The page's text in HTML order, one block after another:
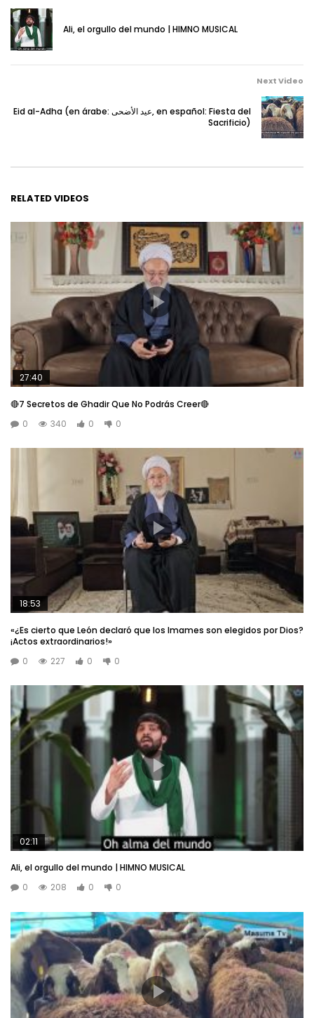
Ali, el orgullo del mundo | HIMNO MUSICAL
Next Video
Eid al-Adha (en árabe: عيد الأضحى, en español: Fiesta del
Sacrificio)
RELATED VIDEOS
27:40
🔴7 Secretos de Ghadir Que No Podrás Creer🔴
0
340 0 0
18:53
«¿Es cierto que León declaró que los Imames son elegidos por Dios?
¡Actos extraordinarios!»
0
227 0 0
02:11
Ali, el orgullo del mundo | HIMNO MUSICAL
0
208 0 0